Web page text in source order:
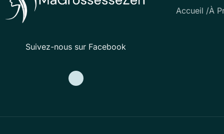
Suivez-nous sur Facebook
Accueil /À